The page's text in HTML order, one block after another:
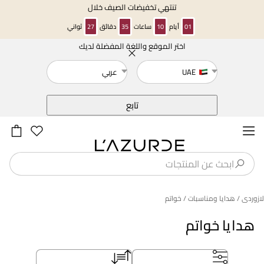
تنتهي تخفيضات الصيف خلال
01 أيام 10 ساعات 35 دقائق 26 ثواني
اختر الموقع واللغة المفضلة لديك
UAE
عربي
تابع
هدايا خواتم
لازوردى/ هدايا ومناسبات/ خواتم